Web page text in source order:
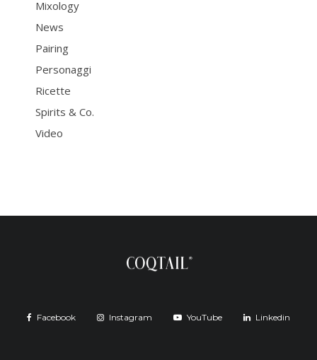
Mixology
News
Pairing
Personaggi
Ricette
Spirits & Co.
Video
Facebook Instagram YouTube Linkedin